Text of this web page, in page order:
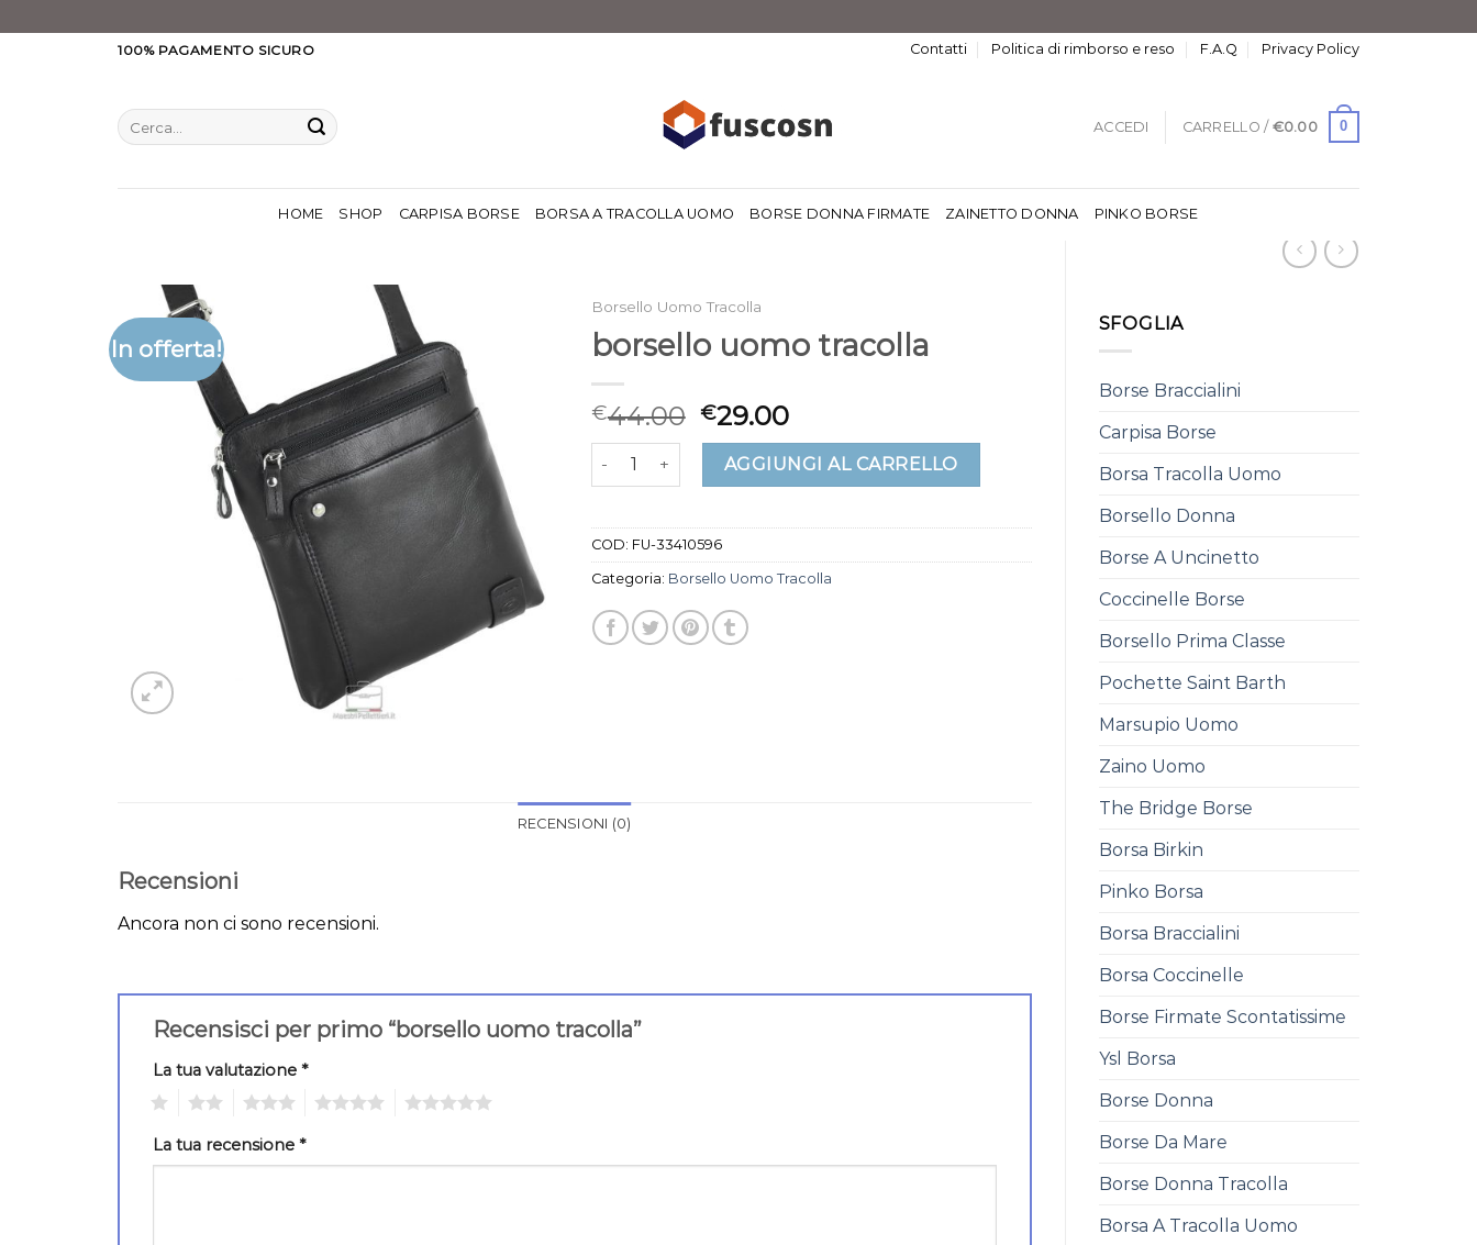
100% PAGAMENTO SICURO Contatti Politica di rimborso e reso F.A.Q Privacy Policy
Cerca:
ACCEDI CARRELLO / €0.00 0
HOME SHOP CARPISA BORSE BORSA A TRACOLLA UOMO BORSE DONNA FIRMATE ZAINETTO DONNA PINKO BORSE
SFOGLIA
Borse Braccialini
Carpisa Borse
Borsa Tracolla Uomo
Borsello Donna
Borse A Uncinetto
Coccinelle Borse
Borsello Prima Classe
Pochette Saint Barth
Marsupio Uomo
Zaino Uomo
The Bridge Borse
Borsa Birkin
Pinko Borsa
Borsa Braccialini
Borsa Coccinelle
Borse Firmate Scontatissime
Ysl Borsa
Borse Donna
Borse Da Mare
Borse Donna Tracolla
Borsa A Tracolla Uomo
In offerta!
Borsello Uomo Tracolla
borsello uomo tracolla
€44.00 €29.00
borsello uomo tracolla quantità
AGGIUNGI AL CARRELLO
COD: FU-33410596
Categoria: Borsello Uomo Tracolla
RECENSIONI (0)
Recensioni
Ancora non ci sono recensioni.
Recensisci per primo “borsello uomo tracolla”
La tua valutazione *
La tua recensione *